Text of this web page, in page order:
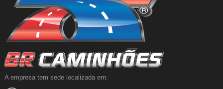
A empresa tem sede localizada em: